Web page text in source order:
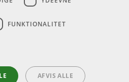
FUNKTIONALITET
AFVIS ALLE